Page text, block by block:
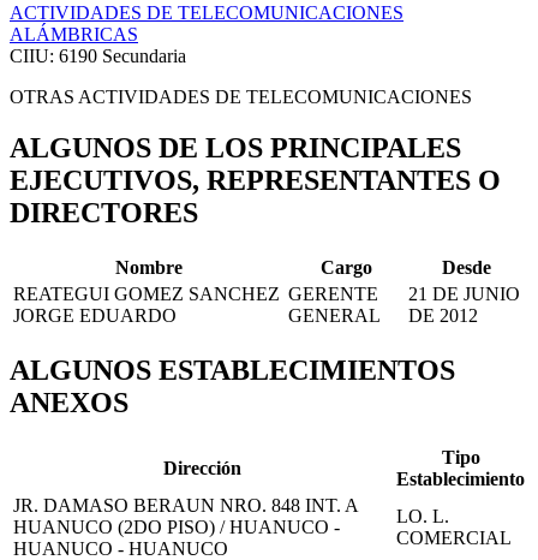
ACTIVIDADES DE TELECOMUNICACIONES
ALÁMBRICAS
CIIU: 6190 Secundaria
OTRAS ACTIVIDADES DE TELECOMUNICACIONES
ALGUNOS DE LOS PRINCIPALES
EJECUTIVOS, REPRESENTANTES O
DIRECTORES
Nombre Cargo
Desde
REATEGUI GOMEZ SANCHEZ
JORGE EDUARDO
GERENTE
GENERAL
21 DE JUNIO
DE 2012
ALGUNOS ESTABLECIMIENTOS
ANEXOS
Dirección
Tipo
Establecimiento
JR. DAMASO BERAUN NRO. 848 INT. A
HUANUCO (2DO PISO) / HUANUCO -
HUANUCO - HUANUCO
LO. L.
COMERCIAL